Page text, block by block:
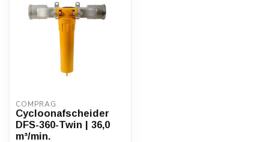
COMPRAG
Cycloonafscheider
DFS-360-Twin | 36,0
m³/min.